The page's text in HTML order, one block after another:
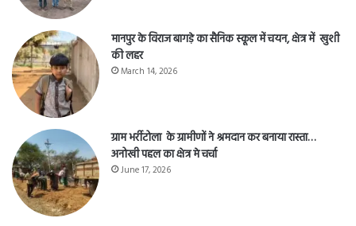
मानपुर के विराज बागड़े का सैनिक स्कूल में चयन, क्षेत्र में खुशी
की लहर
March 14, 2026
ग्राम भर्रीटोला के ग्रामीणों ने श्रमदान कर बनाया रास्ता…
अनोखी पहल का क्षेत्र मे चर्चा
June 17, 2026